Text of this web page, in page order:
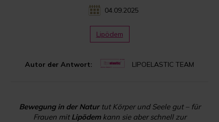
04.09.2025
Autor der Antwort: LIPOELASTIC TEAM
Lipödem
Bewegung in der Natur tut Körper und Seele gut – für
Frauen mitLipödemkann sie aber schnell zur